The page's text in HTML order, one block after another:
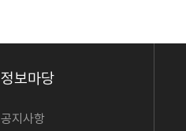
정보마당
공지사항